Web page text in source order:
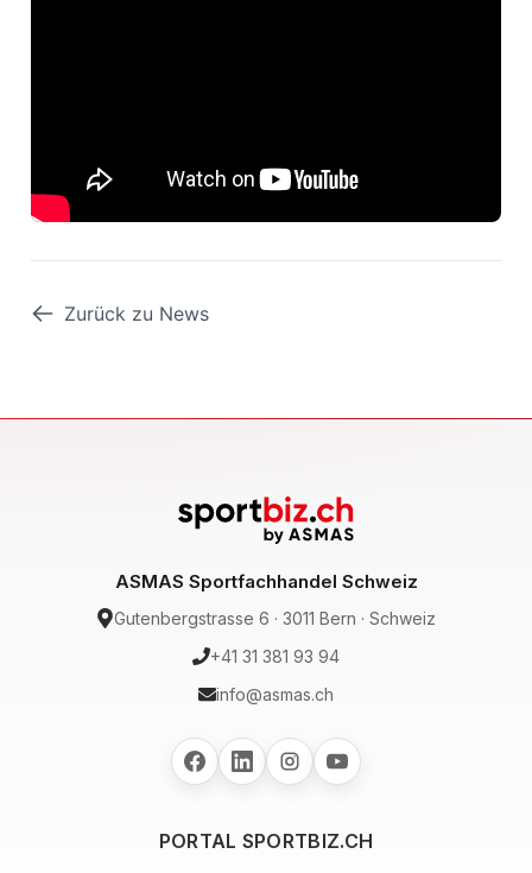
Zurück zu News
ASMAS Sportfachhandel Schweiz
Gutenbergstrasse 6 · 3011 Bern · Schweiz
+41 31 381 93 94
info@asmas.ch
PORTAL SPORTBIZ.CH